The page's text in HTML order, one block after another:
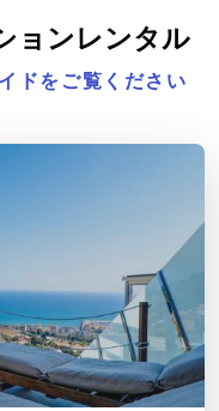
ョンレンタル
ドをご覧ください